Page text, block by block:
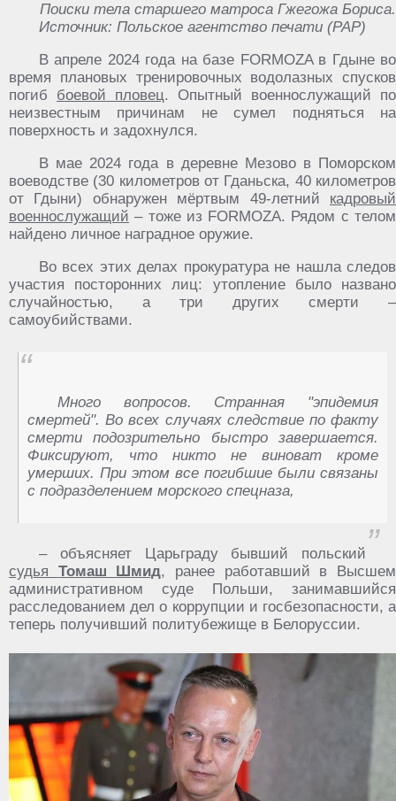
Поиски тела старшего матроса Гжегожа Бориса.
Источник: Польское агентство печати (PAP)
В апреле 2024 года на базе FORMOZA в Гдыне во
время плановых тренировочных водолазных спусков
погиб боевой пловец. Опытный военнослужащий по
неизвестным причинам не сумел подняться на
поверхность и задохнулся.
В мае 2024 года в деревне Мезово в Поморском
воеводстве (30 километров от Гданьска, 40 километров
от Гдыни) обнаружен мёртвым 49-летний кадровый
военнослужащий – тоже из FORMOZA. Рядом с телом
найдено личное наградное оружие.
Во всех этих делах прокуратура не нашла следов
участия посторонних лиц: утопление было названо
случайностью, а три других смерти –
самоубийствами.
Много вопросов. Странная "эпидемия
смертей". Во всех случаях следствие по факту
смерти подозрительно быстро завершается.
Фиксируют, что никто не виноват кроме
умерших. При этом все погибшие были связаны
с подразделением морского спецназа,
– объясняет Царьграду бывший польский
судья Томаш Шмид, ранее работавший в Высшем
административном суде Польши, занимавшийся
расследованием дел о коррупции и госбезопасности, а
теперь получивший политубежище в Белоруссии.